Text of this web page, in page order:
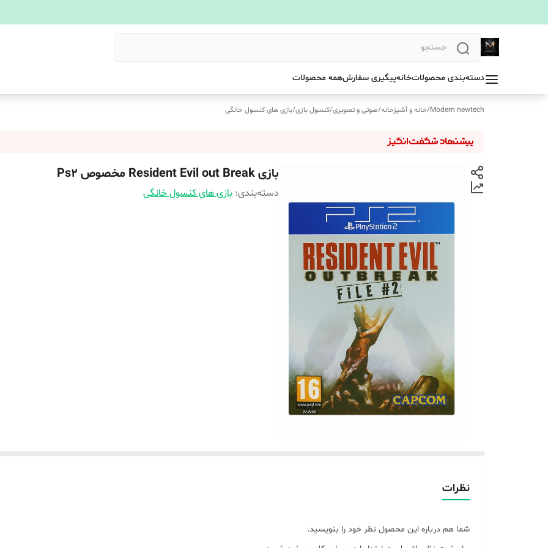
دسته‌بندی محصولاتخانهپیگیری سفارشهمه محصولات
Modern newtech
/خانه و آشپزخانه/صوتی و تصویری/کنسول بازی/بازی های کنسول خانگی
بازی Resident Evil out Break مخصوص Ps2
دسته‌بندی: بازی های کنسول خانگی
نظرات
شما هم درباره این محصول نظر خود را بنویسید.